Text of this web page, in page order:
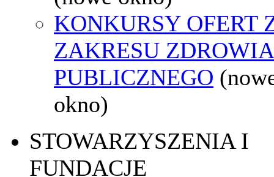
KONKURSY OFERT
ZAKRESU ZDROWIA
PUBLICZNEGO
okno)
STOWARZYSZENIA I
FUNDACJE